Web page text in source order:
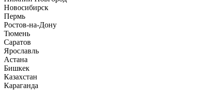
Новосибирск
Пермь
Ростов-на-Дону
Тюмень
Саратов
Ярославль
Астана
Бишкек
Казахстан
Караганда